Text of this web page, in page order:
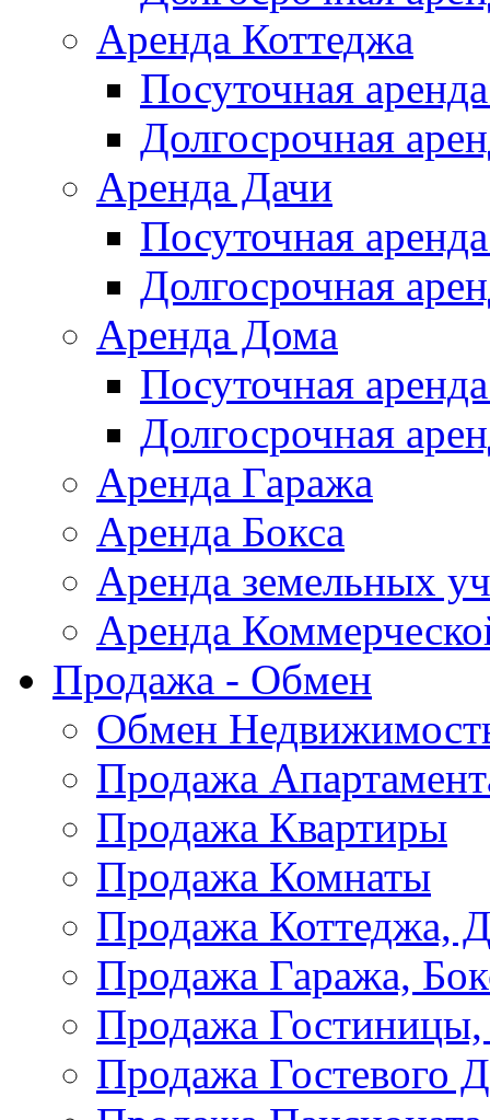
Аренда Коттеджа
Посуточная
Долгосрочная
Аренда Дачи
Посуточная
Долгосрочная
Аренда Дома
Посуточная
Долгосрочная
Аренда Гаража
Аренда Бокса
Аренда земельных
Аренда
Продажа - Обмен
Обмен
Продажа
Продажа Квартиры
Продажа Комнаты
Продажа Коттеджа,
Продажа Гаража,
Продажа
Продажа Гостевого